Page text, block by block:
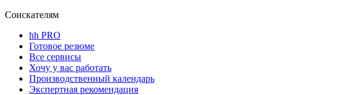
Соискателям
hh PRO
Готовое резюме
Все сервисы
Хочу у вас работать
Производственный календарь
Экспертная рекомендация